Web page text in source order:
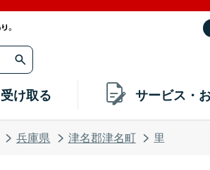
受け取る サービス・
兵庫県 津名郡津名町 里